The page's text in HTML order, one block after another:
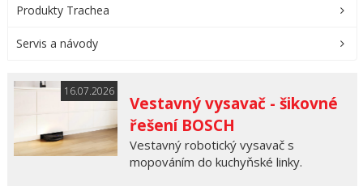
Produkty Trachea
Servis a návody
16.07.2026
Vestavný vysavač - šikovné
řešení BOSCH
Vestavný robotický vysavač s
mopováním do kuchyňské linky.